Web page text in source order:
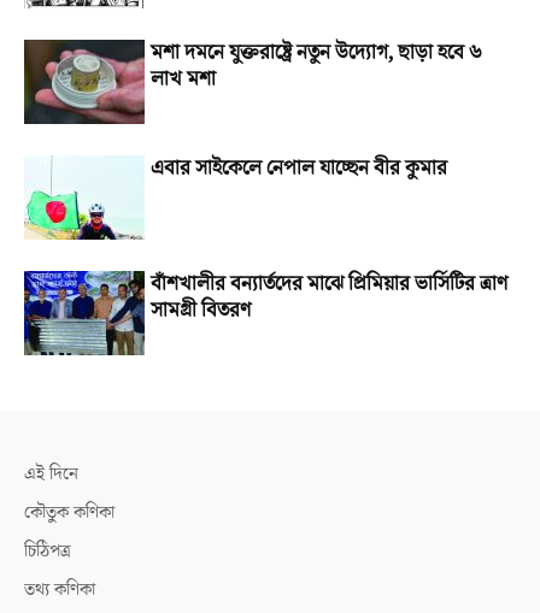
মশা দমনে যুক্তরাষ্ট্রে নতুন উদ্যোগ, ছাড়া হবে ৬
লাখ মশা
এবার সাইকেলে নেপাল যাচ্ছেন বীর কুমার
বাঁশখালীর বন্যার্তদের মাঝে প্রিমিয়ার ভার্সিটির ত্রাণ
সামগ্রী বিতরণ
এই দিনে
কৌতুক কণিকা
চিঠিপত্র
তথ্য কণিকা